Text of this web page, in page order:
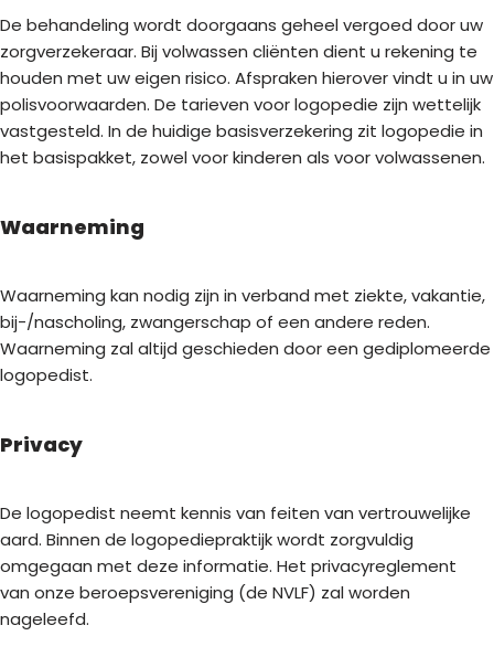
De behandeling wordt doorgaans geheel vergoed door uw
zorgverzekeraar. Bij volwassen cliënten dient u rekening te
houden met uw eigen risico. Afspraken hierover vindt u in uw
polisvoorwaarden. De tarieven voor logopedie zijn wettelijk
vastgesteld. In de huidige basisverzekering zit logopedie in
het basispakket, zowel voor kinderen als voor volwassenen.
Waarneming
Waarneming kan nodig zijn in verband met ziekte, vakantie,
bij-/nascholing, zwangerschap of een andere reden.
Waarneming zal altijd geschieden door een gediplomeerde
logopedist.
Privacy
De logopedist neemt kennis van feiten van vertrouwelijke
aard. Binnen de logopediepraktijk wordt zorgvuldig
omgegaan met deze informatie. Het privacyreglement
van onze beroepsvereniging (de NVLF) zal worden
nageleefd.